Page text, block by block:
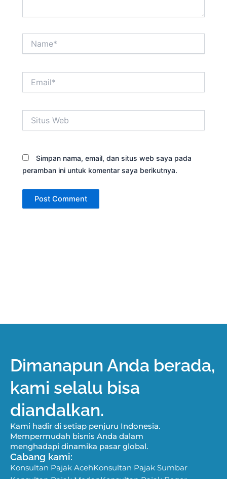
Web
Simpan nama, email, dan situs web saya pada
peramban ini untuk komentar saya berikutnya.
Dimanapun Anda berada,
kami selalu bisa
diandalkan.
Kami hadir di setiap penjuru Indonesia.
Mempermudah bisnis Anda dalam
menghadapi dinamika pasar global.
Cabang kami:
Konsultan Pajak AcehKonsultan Pajak Sumbar